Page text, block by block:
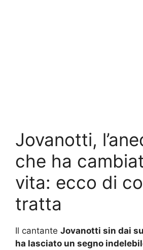
Jovanotti,
che ha
vita: ecco di
tratta
Il cantante Jovanotti sin dai
ha lasciato un segno